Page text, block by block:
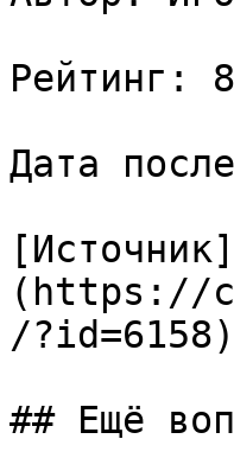
Рейтинг:
Дата
[Источник]
(https://
/?id=6158)
## Ещё